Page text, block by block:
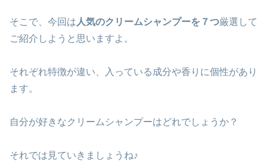
そこで、今回は 人気のクリームシャンプーを７つ厳選して
ご紹介しようと思いますよ。
それぞれ特徴が違い、入っている成分や香りに個性があり
ます。
自分が好きなクリームシャンプーはどれでしょうか？
それでは見ていきましょうね♪